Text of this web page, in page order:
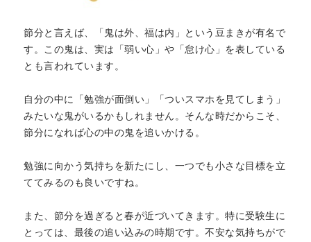
節分と言えば、「鬼は外、福は内」という豆まきが有名で
す。この鬼は、実は「弱い心」や「怠け心」を表している
とも言われています。
自分の中に「勉強が面倒い」「ついスマホを見てしまう」
みたいな鬼がいるかもしれません。そんな時だからこそ、
節分になれば心の中の鬼を追いかける。
勉強に向かう気持ちを新たにし、一つでも小さな目標を立
ててみるのも良いですね。
また、節分を過ぎると春が近づいてきます。特に受験生に
とっては、最後の追い込みの時期です。不安な気持ちがで